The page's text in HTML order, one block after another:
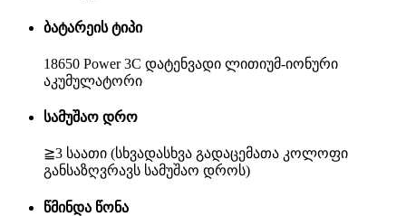
ბატარეის ტიპი
18650 Power 3C დატენვადი ლითიუმ-იონური
აკუმულატორი
სამუშაო დრო
≧3 საათი (სხვადასხვა გადაცემათა კოლოფი
განსაზღვრავს სამუშაო დროს)
წმინდა წონა